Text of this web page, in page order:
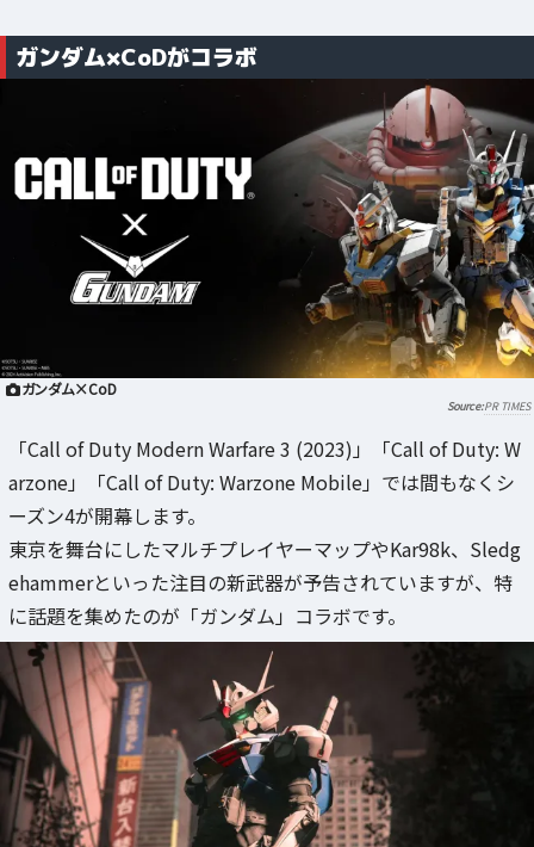
ガンダム×CoDがコラボ
ガンダム×CoD
PR TIMES
「Call of Duty Modern Warfare 3 (2023)」「Call of Duty: W
arzone」「Call of Duty: Warzone Mobile」では間もなくシ
ーズン4が開幕します。
東京を舞台にしたマルチプレイヤーマップやKar98k、Sledg
ehammerといった注目の新武器が予告されていますが、特
に話題を集めたのが「ガンダム」コラボです。